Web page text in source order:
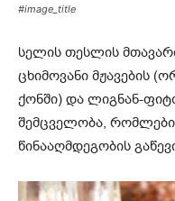
#image_title
სელის თესლის
ცხიმოვანი მჟავების
ქონში) და ლიგნან-
შემცველობა,
წინააღმდეგობის